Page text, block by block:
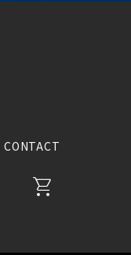
CONTACT